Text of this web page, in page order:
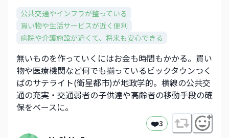
公共交通やインフラが整っている
買い物や生活サービスが近く便利
病院や介護施設が近くて、将来も安心できる
無いものを作っていくにはお金も時間もかかる。買い
物や医療機関など何でも揃っているビックタウンつく
ばのサテライト(衛星都市)が地政学的。横線の公共交
通の充実・交通弱者の子供達や高齢者の移動手段の確
保をベースに。
❤️3